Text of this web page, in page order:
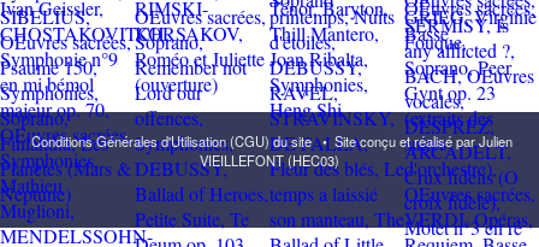
Conditions Générales d'Utilisation (CGU) du site•Site conçu et réalisé par Julien
VIEILLEFONT (HEC03)